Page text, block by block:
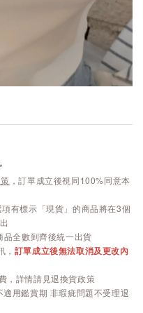
，訂單成立後視同100%同意本
有標示「現貨」的商品將在3個
品全數到齊後統一出貨
， 訂單成立後無法取消及更改內
，詳情請見退換貨政策
適用鑑賞期 非瑕疵問題不受理退